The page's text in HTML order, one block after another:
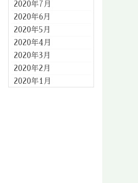
2020年7月
2020年6月
2020年5月
2020年4月
2020年3月
2020年2月
2020年1月